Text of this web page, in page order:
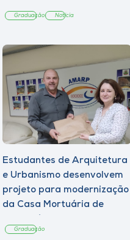
Graduação Notícia
Estudantes de Arquitetura
e Urbanismo desenvolvem
projeto para modernização
da Casa Mortuária de
Graduação